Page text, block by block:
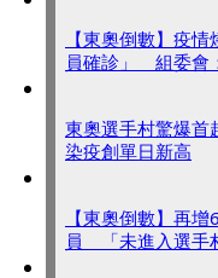
【東奧倒數】疫
員確診」 組委會
東奧選手村驚爆
染疫創單日新高
【東奧倒數】再
員 「未進入選手